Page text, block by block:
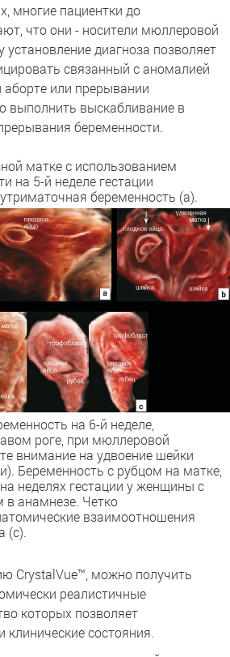
многие пациентки до
что они - носители мюллеровой
диагноза позволяет
связанный с аномалией
аборте или прерывании
выполнить выскабливание в
беременности.
матке с использованием
на 5-й неделе гестации
беременность (a).
на 6-й неделе,
роге, при мюллеровой
внимание на удвоение шейки
Беременность с рубцом на матке,
неделях гестации у женщины с
в анамнезе. Четко
взаимоотношения
(c).
CrystalVue™, можно получить
реалистичные
которых позволяет
клинические состояния.